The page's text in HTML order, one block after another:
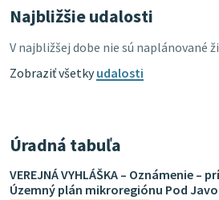
Najbližšie udalosti
V najbližšej dobe nie sú naplánované
Zobraziť všetkyudalosti
Úradná tabuľa
VEREJNÁ VYHLÁŠKA – Oznámenie –
Územný plán mikroregiónu Pod